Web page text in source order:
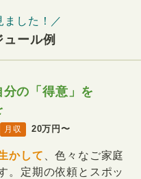
ました！／
ール例
の「得意」を
月収 20万円〜
かして 、色々なご家庭
。定期の依頼とスポッ